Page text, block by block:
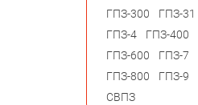
ГПЗ-300
ГПЗ-31
ГПЗ-4
ГПЗ-400
ГПЗ-600
ГПЗ-7
ГПЗ-800
ГПЗ-9
СВПЗ